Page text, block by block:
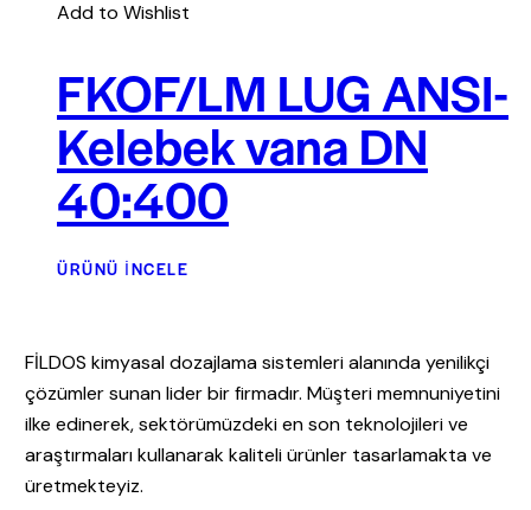
Add to Wishlist
FKOF/LM LUG ANSI-
Kelebek vana DN
40:400
ÜRÜNÜ İNCELE
FİLDOS kimyasal dozajlama sistemleri alanında yenilikçi
çözümler sunan lider bir firmadır. Müşteri memnuniyetini
ilke edinerek, sektörümüzdeki en son teknolojileri ve
araştırmaları kullanarak kaliteli ürünler tasarlamakta ve
üretmekteyiz.